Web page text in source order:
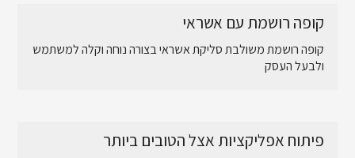
קופה רושמת עם אשראי
קופה רושמת משולבת סליקת אשראי בצורה נוחה וקלה למשתמש
ולבעל העסק
פיתוח אפליקציות אצל הטובים ביותר